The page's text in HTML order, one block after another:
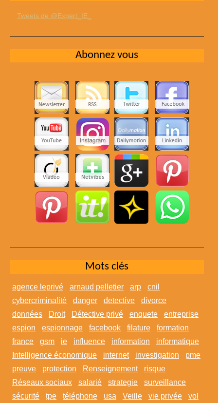
Tweets de @Expert_IE_
Abonnez vous
Mots clés
agence leprivé arnaud pelletier arp
cnil
cybercriminalité
danger detective
divorce
données
Droit Détective privé enquete
entreprise
espion
espionnage facebook filature
formation
france
gsm ie influence information
informatique
Intelligence économique
internet investigation
pme
preuve
protection Renseignement
risque
Réseaux sociaux
salarié strategie
surveillance
sécurité
tpe téléphone usa Veille vie privée vol